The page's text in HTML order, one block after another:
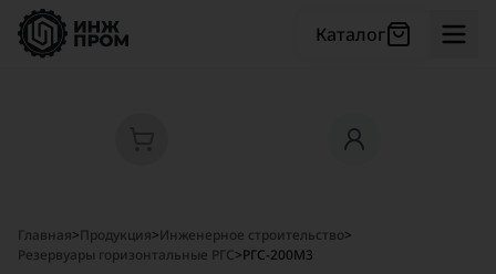
Каталог
Главная>Продукция>Инженерное строительство>
Резервуары горизонтальные РГС>РГС-200М3